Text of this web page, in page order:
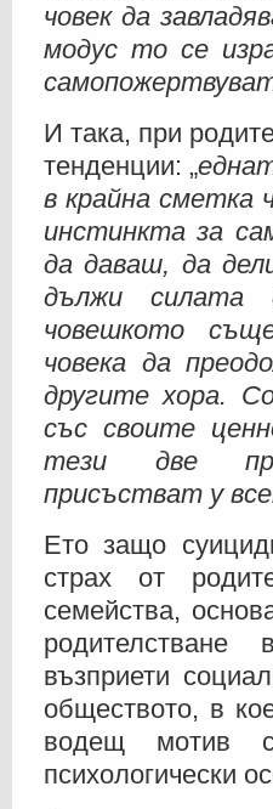
човек да
модус то се
И така, при
тенденции: „
в крайна сметка
инстинкта за
да даваш, да
дължи силата
човешкото
човека да
другите хора.
със своите
тези две
присъстват у
Ето защо
страх от
семейства,
възприети
обществото, в
водещ мотив
психологически